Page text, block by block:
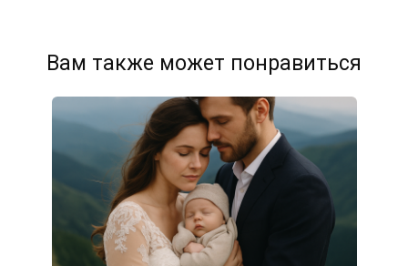
Вам также может понравиться